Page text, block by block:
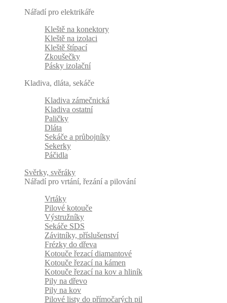
Nářadí pro elektrikáře
Kleště na konektory
Kleště na izolaci
Kleště štípací
Zkoušečky
Pásky izolační
Kladiva, dláta, sekáče
Kladiva zámečnická
Kladiva ostatní
Paličky
Dláta
Sekáče a průbojníky
Sekerky
Páčidla
Svěrky, svěráky
Nářadí pro vrtání, řezání a pilování
Vrtáky
Pilové kotouče
Výstružníky
Sekáče SDS
Závitníky, příslušenství
Frézky do dřeva
Kotouče řezací diamantové
Kotouče řezací na kámen
Kotouče řezací na kov a hliník
Pily na dřevo
Pily na kov
Pilové listy do přímočarých pil